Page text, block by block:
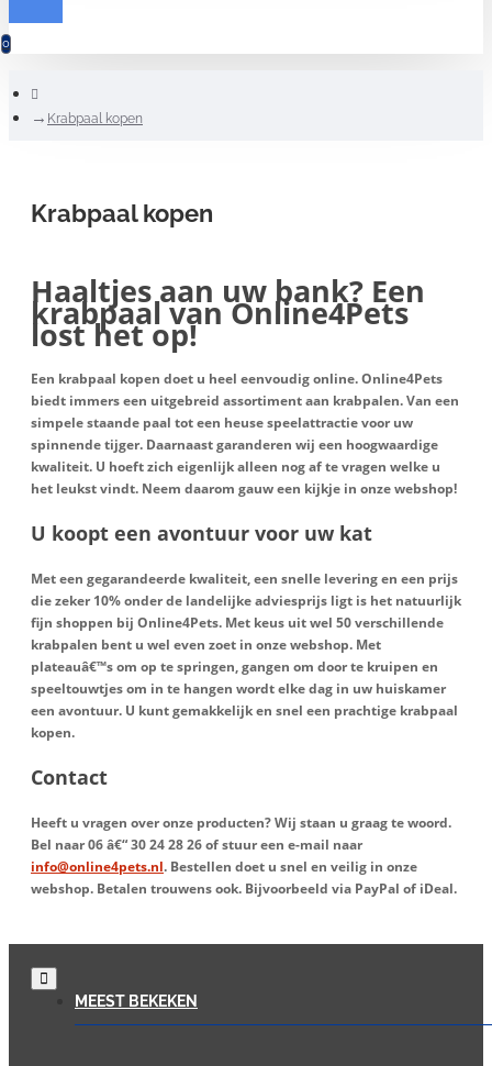
0
Krabpaal kopen
Krabpaal kopen
Haaltjes aan uw bank? Een
krabpaal van Online4Pets
lost het op!
Een krabpaal kopen doet u heel eenvoudig online. Online4Pets
biedt immers een uitgebreid assortiment aan krabpalen. Van een
simpele staande paal tot een heuse speelattractie voor uw
spinnende tijger. Daarnaast garanderen wij een hoogwaardige
kwaliteit. U hoeft zich eigenlijk alleen nog af te vragen welke u
het leukst vindt. Neem daarom gauw een kijkje in onze webshop!
U koopt een avontuur voor uw kat
Met een gegarandeerde kwaliteit, een snelle levering en een prijs
die zeker 10% onder de landelijke adviesprijs ligt is het natuurlijk
fijn shoppen bij Online4Pets. Met keus uit wel 50 verschillende
krabpalen bent u wel even zoet in onze webshop. Met
plateauâ€™s om op te springen, gangen om door te kruipen en
speeltouwtjes om in te hangen wordt elke dag in uw huiskamer
een avontuur. U kunt gemakkelijk en snel een prachtige krabpaal
kopen.
Contact
Heeft u vragen over onze producten? Wij staan u graag te woord.
Bel naar06 â€“ 30 24 28 26of stuur een e-mail naar
info@online4pets.nl. Bestellen doet u snel en veilig in onze
webshop. Betalen trouwens ook. Bijvoorbeeld via PayPal of iDeal.
MEEST BEKEKEN